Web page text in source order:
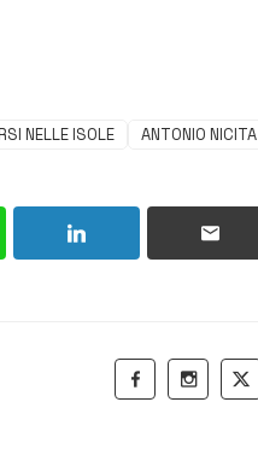
NELLE ISOLE ANTONIO NICITA